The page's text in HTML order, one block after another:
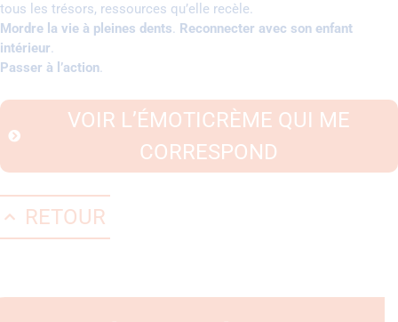
tous les trésors, ressources qu’elle recèle.
Mordre la vie à pleines dents. Reconnecter avec son enfant
intérieur.
Passer à l’action.
VOIR L’ÉMOTICRÈME QUI ME
CORRESPOND
RETOUR